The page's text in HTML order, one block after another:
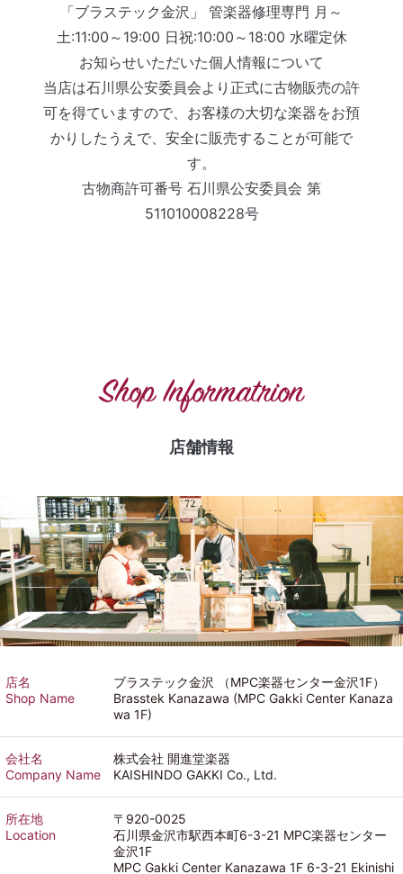
「ブラステック金沢」 管楽器修理専門 月～
土:11:00～19:00 日祝:10:00～18:00 水曜定休
お知らせいただいた個人情報について
当店は石川県公安委員会より正式に古物販売の許
可を得ていますので、お客様の大切な楽器をお預
かりしたうえで、安全に販売することが可能で
す。
古物商許可番号 石川県公安委員会 第
511010008228号
Shop Informatrion
店舗情報
店名
Shop Name
ブラステック金沢 （MPC楽器センター金沢1F）
Brasstek Kanazawa (MPC Gakki Center Kanaza
wa 1F)
会社名
Company Name
株式会社 開進堂楽器
KAISHINDO GAKKI Co., Ltd.
所在地
Location
〒920-0025
石川県金沢市駅西本町6-3-21 MPC楽器センター
金沢1F
MPC Gakki Center Kanazawa 1F 6-3-21 Ekinishi